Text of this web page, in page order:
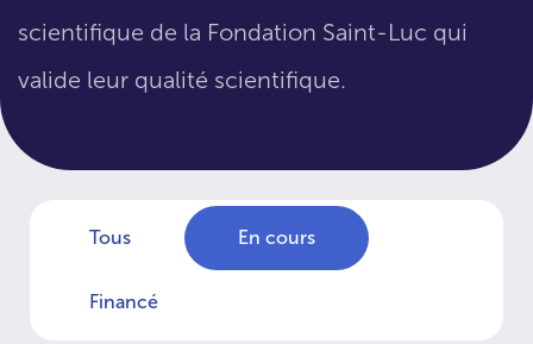
scientifique de la Fondation Saint-Luc qui
valide leur qualité scientifique.
Tous En cours
Financé